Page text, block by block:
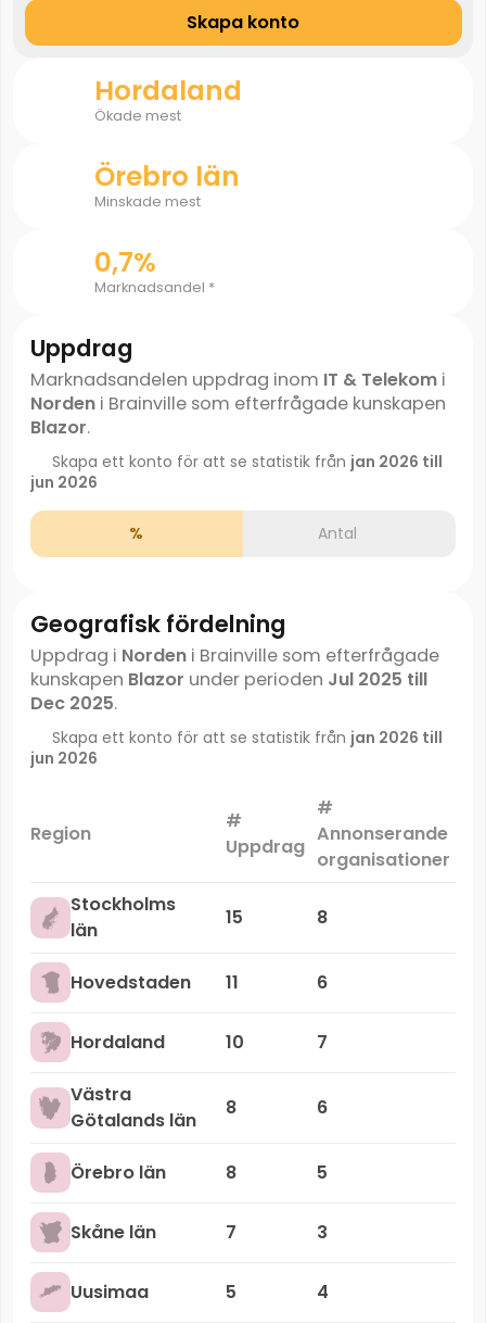
Skapa konto
Hordaland
Ökade mest
Örebro län
Minskade mest
0,7%
Marknadsandel *
Uppdrag
Marknadsandelen uppdrag inom IT & Telekomi
Nordeni Brainville som efterfrågade kunskapen
Blazor.
Skapa ett konto för att se statistik från jan 2026 till
jun 2026
% Antal
Geografisk fördelning
Uppdrag i Nordeni Brainville som efterfrågade
kunskapen Blazor under perioden Jul 2025 till
Dec 2025.
Skapa ett konto för att se statistik från jan 2026 till
jun 2026
Region
#
Uppdrag
#
Annonserande
organisationer
Stockholms
län
15 8
Hovedstaden 11 6
Hordaland 10 7
Västra
Götalands län
8 6
Örebro län 8 5
Skåne län 7 3
Uusimaa 5 4